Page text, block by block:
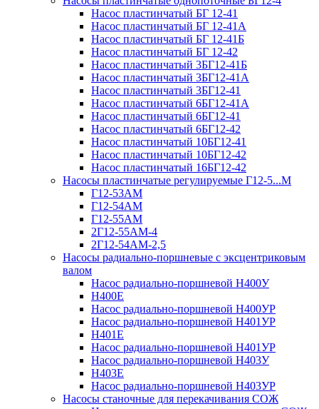
Насос пластинчатый БГ 12-41
Насос пластинчатый БГ 12-41А
Насос пластинчатый БГ 12-41Б
Насос пластинчатый БГ 12-42
Насос пластинчатый 3БГ12-41Б
Насос пластинчатый 3БГ12-41А
Насос пластинчатый 3БГ12-41
Насос пластинчатый 6БГ12-41А
Насос пластинчатый 6БГ12-41
Насос пластинчатый 6БГ12-42
Насос пластинчатый 10БГ12-41
Насос пластинчатый 10БГ12-42
Насос пластинчатый 16БГ12-42
Насосы пластинчатые регулируемые Г12-5...М
Г12-53АМ
Г12-54АМ
Г12-55АМ
2Г12-55АМ-4
2Г12-54АМ-2,5
Насосы радиально-поршневые с эксцентриковым
валом
Насос радиально-поршневой Н400У
Н400Е
Насос радиально-поршневой Н400УР
Насос радиально-поршневой Н401УР
Н401Е
Насос радиально-поршневой Н401УР
Насос радиально-поршневой Н403У
Н403Е
Насос радиально-поршневой Н403УР
Насосы станочные для перекачивания СОЖ